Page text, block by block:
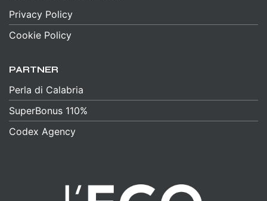
Privacy Policy
Cookie Policy
PARTNER
Perla di Calabria
SuperBonus 110%
Codex Agency